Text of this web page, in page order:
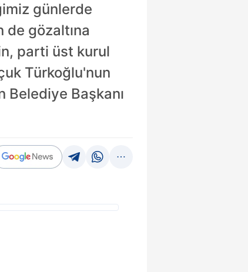
günlerde
gözaltına
parti üst kurul
Türkoğlu'nun
Belediye Başkanı